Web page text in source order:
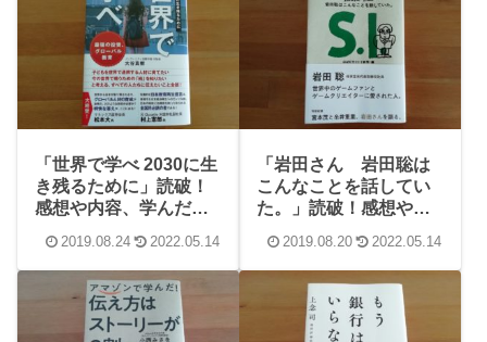
「世界で学べ 2030に生
き残るために」読破！
感想や内容、学んだこ
2019.08.24 2022.05.14
「岩田さん 岩田聡は
こんなことを話してい
た。」読破！感想や心
とめ
2019.08.20 2022.05.14